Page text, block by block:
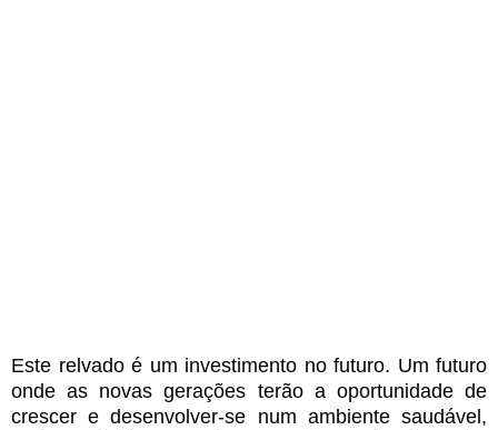
Este relvado é um investimento no futuro. Um futuro
onde as novas gerações terão a oportunidade de
crescer e desenvolver-se num ambiente saudável,